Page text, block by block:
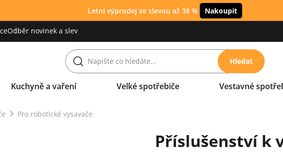
Letní výprodej se slevou až 38 % Nakoupit
Odběr novinek a slev
Hledat
Kuchyně a vaření Velké spotřebiče Vestavné
Pro robotické vysavače
Příslušenství k